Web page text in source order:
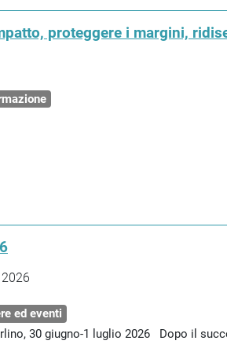
proteggere i margini,
ed eventi
30 giugno-1 luglio 2026 Dopo il